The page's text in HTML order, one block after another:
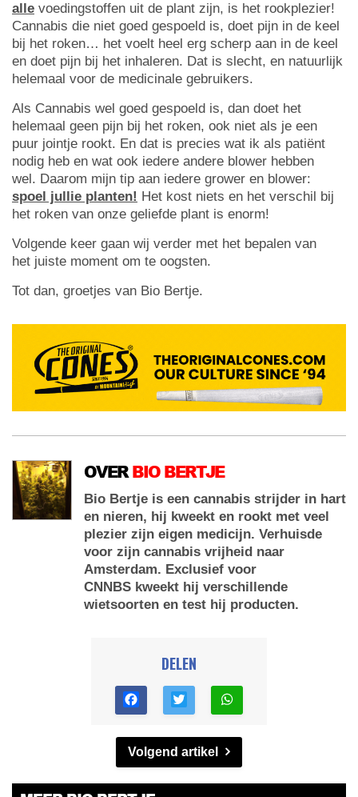
alle voedingstoffen uit de plant zijn, is het rookplezier!
Cannabis die niet goed gespoeld is, doet pijn in de keel
bij het roken… het voelt heel erg scherp aan in de keel
en doet pijn bij het inhaleren. Dat is slecht, en natuurlijk
helemaal voor de medicinale gebruikers.
Als Cannabis wel goed gespoeld is, dan doet het
helemaal geen pijn bij het roken, ook niet als je een
puur jointje rookt. En dat is precies wat ik als patiënt
nodig heb en wat ook iedere andere blower hebben
wel. Daarom mijn tip aan iedere grower en blower:
spoel jullie planten! Het kost niets en het verschil bij
het roken van onze geliefde plant is enorm!
Volgende keer gaan wij verder met het bepalen van
het juiste moment om te oogsten.
Tot dan, groetjes van Bio Bertje.
OVERBIO BERTJE
Bio Bertje is een cannabis strijder in hart
en nieren, hij kweekt en rookt met veel
plezier zijn eigen medicijn. Verhuisde
voor zijn cannabis vrijheid naar
Amsterdam. Exclusief voor
CNNBS kweekt hij verschillende
wietsoorten en test hij producten.
DELEN
Volgend artikel